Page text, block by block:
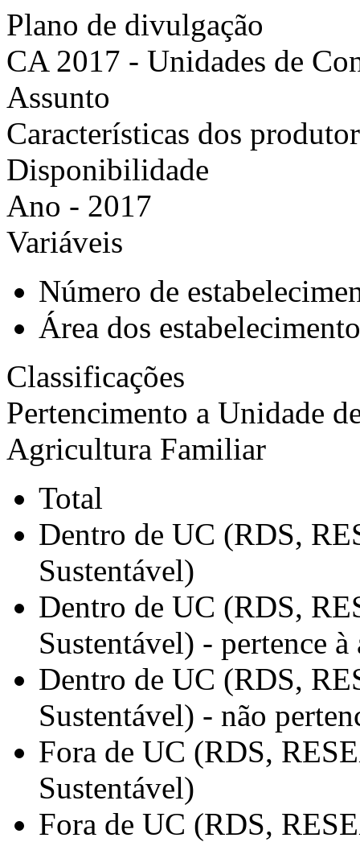
Plano de divulgação
CA 2017 - Unidades de
Assunto
Características dos
Disponibilidade
Ano - 2017
Variáveis
Número de
Área dos
Classificações
Pertencimento a Unidade
Agricultura Familiar
Total
Dentro de UC (RDS,
Sustentável)
Dentro de UC (RDS,
Sustentável) - pertence
Dentro de UC (RDS,
Sustentável) - não
Fora de UC (RDS,
Sustentável)
Fora de UC (RDS,